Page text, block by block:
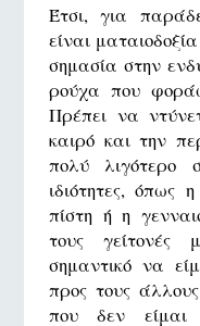
Έτσι, για
είναι
σημασία στην
ρούχα που
Πρέπει να
καιρό και την
πολύ λιγότερο
ιδιότητες, όπως
πίστη ή η
τους γείτονές
σημαντικό να
προς τους
που δεν είμαι